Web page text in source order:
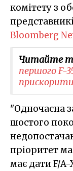
комітету з
Bloomberg
Читайте
першого F-
"Одночасна
шостого
пріоритет
має дати F/A-